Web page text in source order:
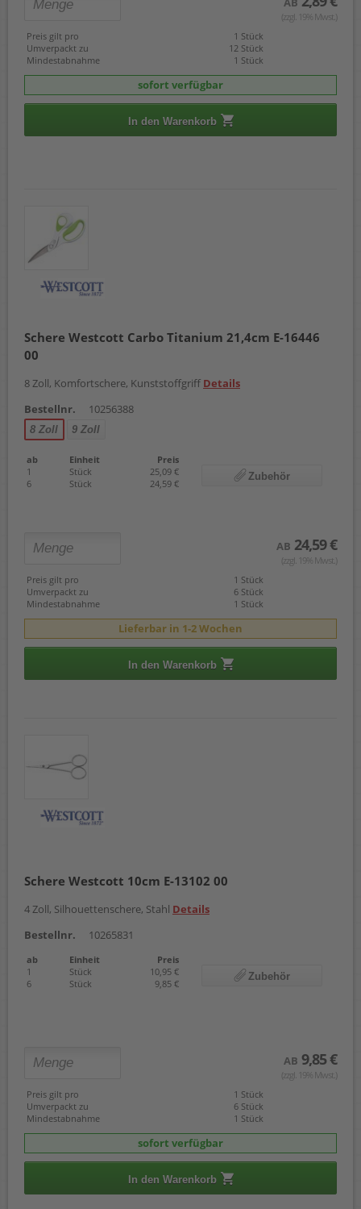
(zzgl. 19% Mwst.)
Preis gilt pro
1 Stück
Umverpackt zu
12 Stück
Mindestabnahme
1 Stück
sofort verfügbar
In den Warenkorb
Schere Westcott Carbo Titanium 21,4cm E-16446
00
8 Zoll, Komfortschere, Kunststoffgriff Details
Bestellnr.
10256388
8 Zoll 9 Zoll
ab Einheit
Preis
1
Stück
25,09 €
6
Stück 24,59 €
Zubehör
AB 24,59 €
(zzgl. 19% Mwst.)
Preis gilt pro
1 Stück
Umverpackt zu
6 Stück
Mindestabnahme
1 Stück
Lieferbar in 1-2 Wochen
In den Warenkorb
Schere Westcott 10cm E-13102 00
4 Zoll, Silhouettenschere, Stahl Details
Bestellnr.
10265831
ab Einheit
Preis
1
Stück
10,95 €
6
Stück 9,85 €
Zubehör
AB 9,85 €
(zzgl. 19% Mwst.)
Preis gilt pro
1 Stück
Umverpackt zu
6 Stück
Mindestabnahme
1 Stück
sofort verfügbar
In den Warenkorb